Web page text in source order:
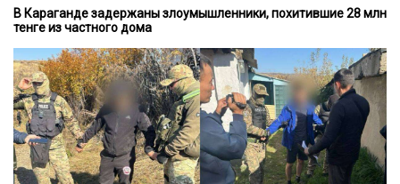
В Караганде задержаны злоумышленники, похитившие 28 млн
тенге из частного дома